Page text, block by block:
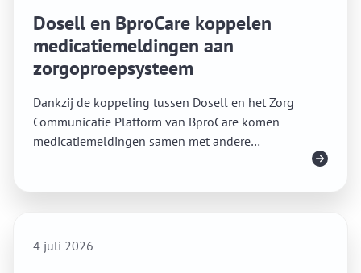
Dosell en BproCare koppelen
medicatiemeldingen aan
zorgoproepsysteem
Dankzij de koppeling tussen Dosell en het Zorg
Communicatie Platform van BproCare komen
medicatiemeldingen samen met andere
4 juli 2026